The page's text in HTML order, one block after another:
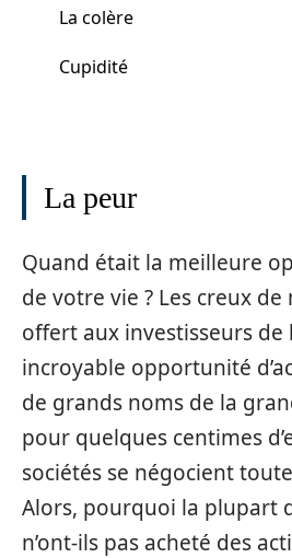
La colère
Cupidité
La peur
Quand était la meilleure
de votre vie ? Les creux
offert aux investisseurs
incroyable opportunité
de grands noms de la
pour quelques centimes
sociétés se négocient
Alors, pourquoi la plupart
n’ont-ils pas acheté des